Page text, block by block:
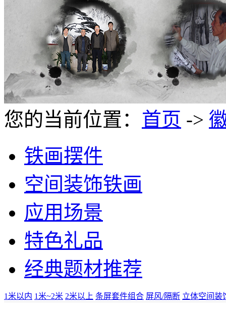
您的当前位置： 首页 ->
铁画摆件
空间装饰铁画
应用场景
特色礼品
经典题材推荐
1米以内 1米~2米 2米以上 条屏套件组合 屏风/隔断 立体空间装